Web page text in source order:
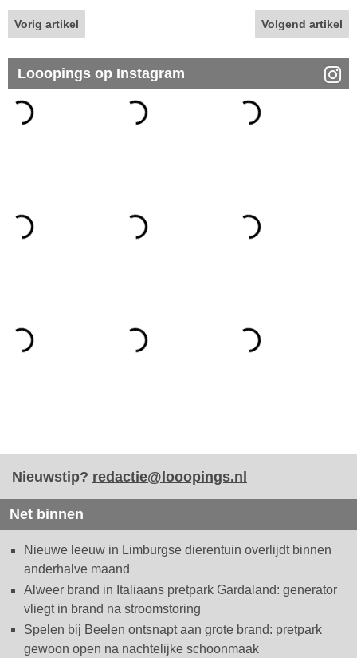
Vorig artikel Volgend artikel
Looopings op Instagram
Nieuwstip? redactie@looopings.nl
Net binnen
Nieuwe leeuw in Limburgse dierentuin overlijdt binnen
anderhalve maand
Alweer brand in Italiaans pretpark Gardaland: generator
vliegt in brand na stroomstoring
Spelen bij Beelen ontsnapt aan grote brand: pretpark
gewoon open na nachtelijke schoonmaak